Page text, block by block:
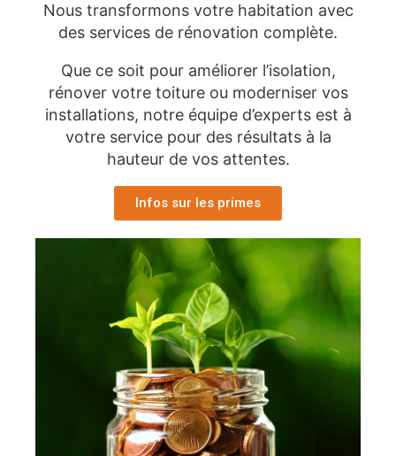
Nous transformons votre habitation avec
des services de rénovation complète.
Que ce soit pour améliorer l’isolation,
rénover votre toiture ou moderniser vos
installations, notre équipe d’experts est à
votre service pour des résultats à la
hauteur de vos attentes.
Infos sur les primes